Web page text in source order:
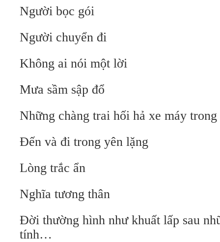
Người bọc gói
Người chuyển đi
Không ai nói một lời
Mưa sầm sập đổ
Những chàng trai hối hả xe máy trong
Đến và đi trong yên lặng
Lòng trắc ẩn
Nghĩa tương thân
Đời thường hình như khuất lấp sau
tính…